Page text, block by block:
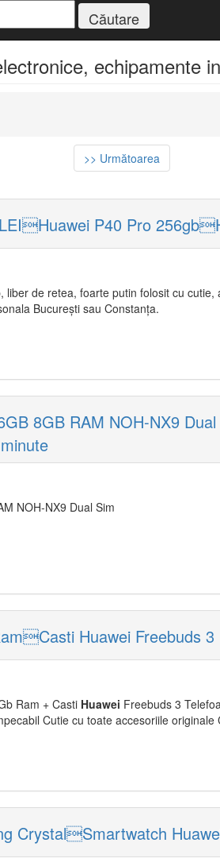
echipamente
>> Următoarea
P40 Pro
liber de retea, foarte putin folosit cu
București sau Constanța.
8GB RAM NOH-NX9
NOH-NX9 Dual Sim
Huawei Freebuds 3
Ram + Casti Huawei Freebuds 3
Cutie cu toate accesoriile originale
CrystalSmartwatch